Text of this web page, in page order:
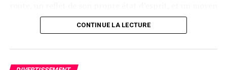
Prochaine cérémonie à Londres
23 février 2025, où les gagnants seront annoncés. Ces
inattendu de rédemption.
CONTINUE LA LECTURE